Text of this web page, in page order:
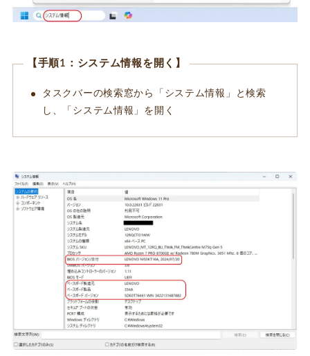
【手順1：システム情報を開く】
タスクバーの検索窓から「システム情報」と検索
し、「システム情報」を開く